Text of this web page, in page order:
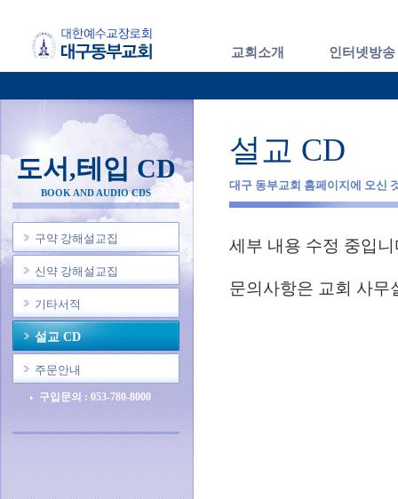
교회소개 인터넷방송
도서,테입 CD
BOOK AND AUDIO CDS
구약 강해설교집
신약 강해설교집
기타서적
설교 CD
주문안내
구입문의 : 053-780-8000
설교 CD
대구 동부교회 홈페이지에 오신
세부 내용 수정 중입니
문의사항은 교회 사무